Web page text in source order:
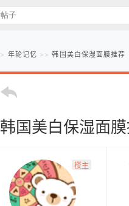
年轮记忆 韩国美白保湿面膜推荐
韩国美白保湿面
楼主